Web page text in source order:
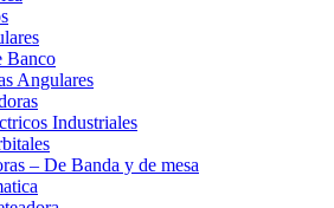
Banco
Angulares
Industriales
– De Banda y de mesa